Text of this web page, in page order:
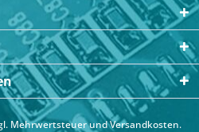
Mehrwertsteuer undVersandkosten.